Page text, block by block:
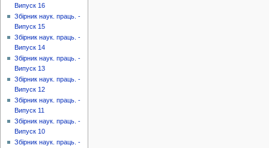
Випуск 16
Збірник наук. праць. -
Випуск 15
Збірник наук. праць. -
Випуск 14
Збірник наук. праць. -
Випуск 13
Збірник наук. праць. -
Випуск 12
Збірник наук. праць. -
Випуск 11
Збірник наук. праць. -
Випуск 10
Збірник наук. праць. -